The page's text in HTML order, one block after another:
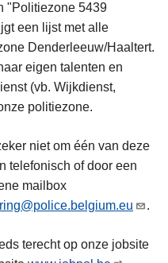
"Politiezone 5439
een lijst met alle
Denderleeuw/Haaltert.
eigen talenten en
(vb. Wijkdienst,
politiezone.
niet om één van deze
telefonisch of door een
mailbox
.
terecht op onze jobsite